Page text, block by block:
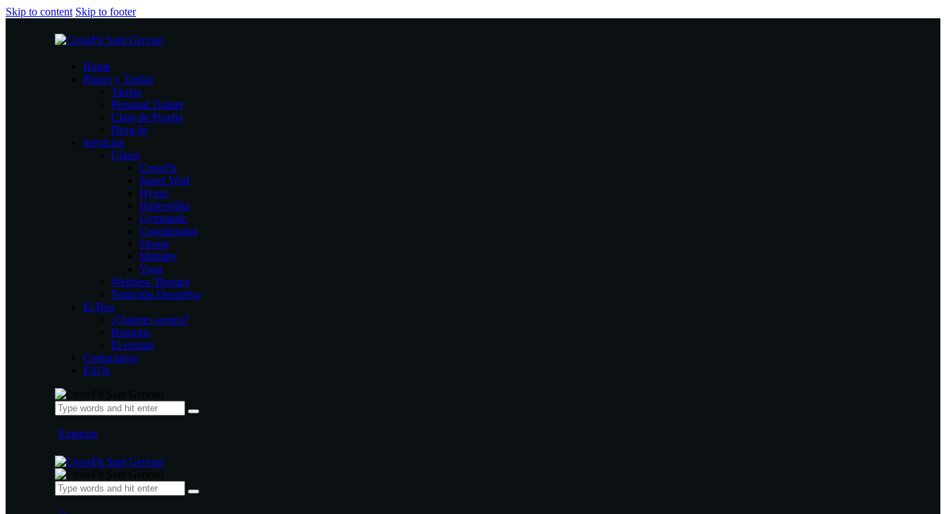
Skip to content Skip to footer
Home
Planes y Tarifas
Tarifas
Personal Trainer
Clase de Prueba
Drop-In
Servicios
Clases
CrossFit
Super Wod
Hyrox
Halterofilia
Gymnastic
Conditioning
Strong
Mobility
Yoga
Wellness Therapy
Nutrición Deportiva
El Box
¿Quienes somos?
Horarios
El equipo
Contactanos
FAQs
Empezar